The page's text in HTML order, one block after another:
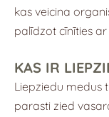
kas veicina
palīdzot cīnīties
KAS IR
Liepziedu medus
parasti zied